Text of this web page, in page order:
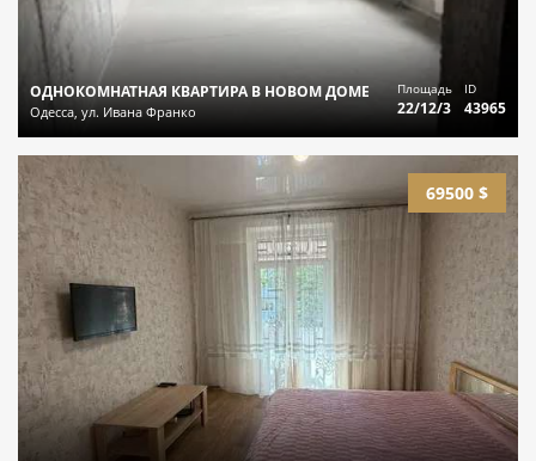
ОДНОКОМНАТНАЯ КВАРТИРА В НОВОМ ДОМЕ
Одесса, ул. Ивана Франко
Площадь
22/12/3
ID
43965
69500 $